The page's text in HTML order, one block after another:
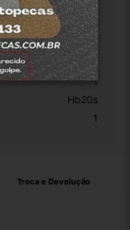
Hyundai
False
Original
1
1
Hb20s
1
Troca e Devolução